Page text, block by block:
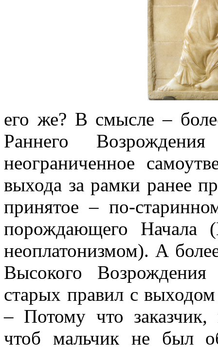
его же? В смысле –
Раннего
неограниченное
выхода за рамки ранее
принятое – по-
порождающего Начала
неоплатонизмом). А
Высокого
старых правил с
– Потому что заказчик,
чтоб мальчик не был